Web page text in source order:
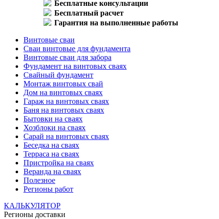
Бесплатные консультации
Бесплатный расчет
Гарантия на выполненные работы
Винтовые сваи
Сваи винтовые для фундамента
Винтовые сваи для забора
Фундамент на винтовых сваях
Свайный фундамент
Монтаж винтовых свай
Дом на винтовых сваях
Гараж на винтовых сваях
Баня на винтовых сваях
Бытовки на сваях
Хозблоки на сваях
Сарай на винтовых сваях
Беседка на сваях
Терраса на сваях
Пристройка на сваях
Веранда на сваях
Полезное
Регионы работ
КАЛЬКУЛЯТОР
Регионы доставки